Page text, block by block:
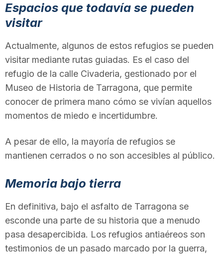
Espacios que todavía se pueden
visitar
Actualmente, algunos de estos refugios se pueden
visitar mediante rutas guiadas. Es el caso del
refugio de la calle Civaderia, gestionado por el
Museo de Historia de Tarragona, que permite
conocer de primera mano cómo se vivían aquellos
momentos de miedo e incertidumbre.
A pesar de ello, la mayoría de refugios se
mantienen cerrados o no son accesibles al público.
Memoria bajo tierra
En definitiva, bajo el asfalto de Tarragona se
esconde una parte de su historia que a menudo
pasa desapercibida. Los refugios antiaéreos son
testimonios de un pasado marcado por la guerra,